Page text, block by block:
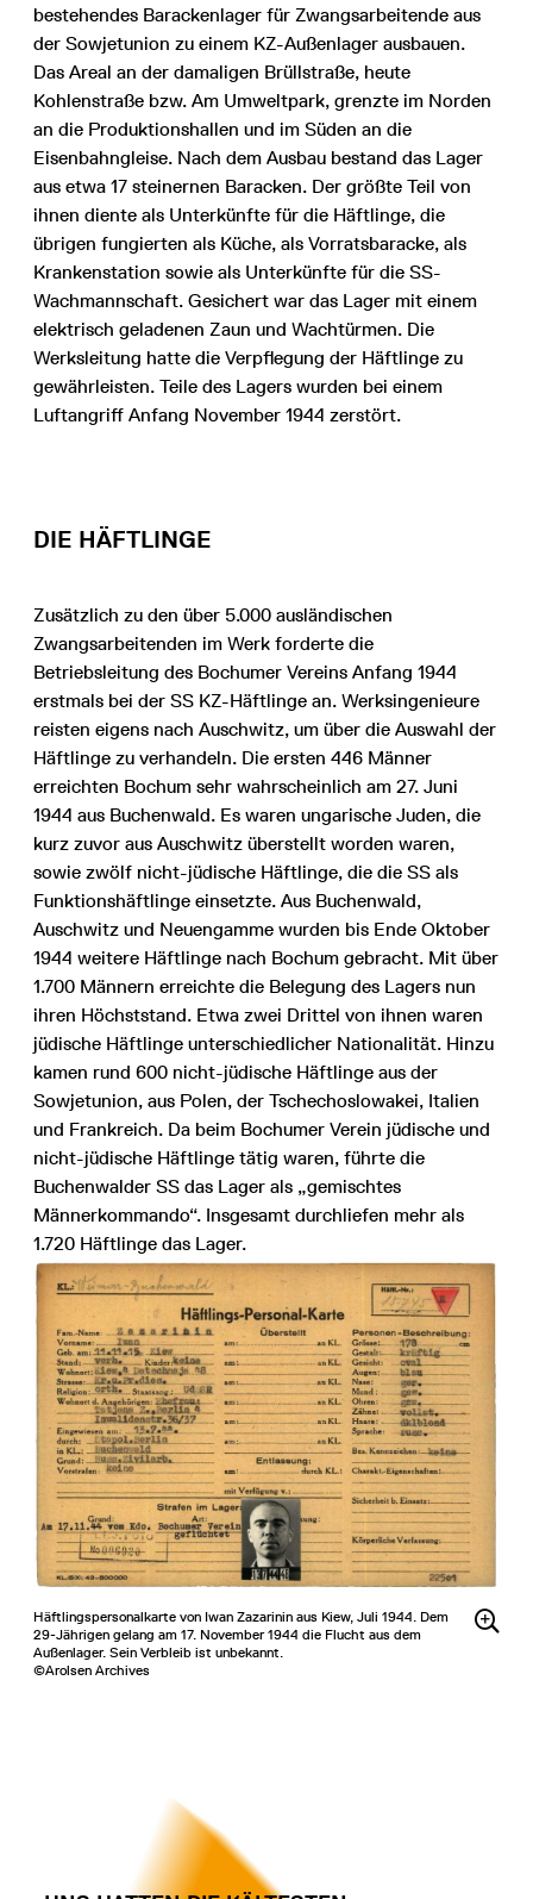
bestehendes Barackenlager für Zwangsarbeitende aus
der Sowjetunion zu einem KZ-Außenlager ausbauen.
Das Areal an der damaligen Brüllstraße, heute
Kohlenstraße bzw. Am Umweltpark, grenzte im Norden
an die Produktionshallen und im Süden an die
Eisenbahngleise. Nach dem Ausbau bestand das Lager
aus etwa 17 steinernen Baracken. Der größte Teil von
ihnen diente als Unterkünfte für die Häftlinge, die
übrigen fungierten als Küche, als Vorratsbaracke, als
Krankenstation sowie als Unterkünfte für die SS-
Wachmannschaft. Gesichert war das Lager mit einem
elektrisch geladenen Zaun und Wachtürmen. Die
Werksleitung hatte die Verpflegung der Häftlinge zu
gewährleisten. Teile des Lagers wurden bei einem
Luftangriff Anfang November 1944 zerstört.
Häftlingspersonalkarte von Iwan Zazarinin aus Kiew, Juli 1944. Dem
29-Jährigen gelang am 17. November 1944 die Flucht aus dem
Außenlager. Sein Verbleib ist unbekannt.
©Arolsen Archives
DIE HÄFTLINGE
Zusätzlich zu den über 5.000 ausländischen
Zwangsarbeitenden im Werk forderte die
Betriebsleitung des Bochumer Vereins Anfang 1944
erstmals bei der SS KZ-Häftlinge an. Werksingenieure
reisten eigens nach Auschwitz, um über die Auswahl der
Häftlinge zu verhandeln. Die ersten 446 Männer
erreichten Bochum sehr wahrscheinlich am 27. Juni
1944 aus Buchenwald. Es waren ungarische Juden, die
kurz zuvor aus Auschwitz überstellt worden waren,
sowie zwölf nicht-jüdische Häftlinge, die die SS als
Funktionshäftlinge einsetzte. Aus Buchenwald,
Auschwitz und Neuengamme wurden bis Ende Oktober
1944 weitere Häftlinge nach Bochum gebracht. Mit über
1.700 Männern erreichte die Belegung des Lagers nun
ihren Höchststand. Etwa zwei Drittel von ihnen waren
jüdische Häftlinge unterschiedlicher Nationalität. Hinzu
kamen rund 600 nicht-jüdische Häftlinge aus der
Sowjetunion, aus Polen, der Tschechoslowakei, Italien
und Frankreich. Da beim Bochumer Verein jüdische und
nicht-jüdische Häftlinge tätig waren, führte die
Buchenwalder SS das Lager als „gemischtes
Männerkommando“. Insgesamt durchliefen mehr als
1.720 Häftlinge das Lager.